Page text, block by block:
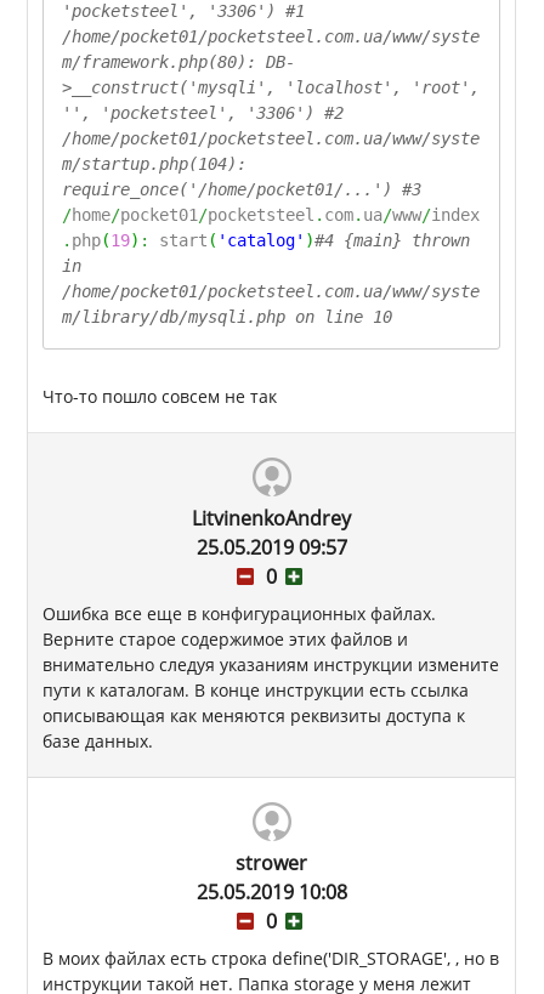
'pocketsteel', '3306') #1
/home/pocket01/pocketsteel.com.ua/www/syste
m/framework.php(80): DB-
>__construct('mysqli', 'localhost', 'root',
'', 'pocketsteel', '3306') #2
/home/pocket01/pocketsteel.com.ua/www/syste
m/startup.php(104):
require_once('/home/pocket01/...') #3
/home/pocket01/pocketsteel . com. ua/www/index
. php(19) : start ( 'catalog' )#4 {main} thrown
in
/home/pocket01/pocketsteel.com.ua/www/syste
m/library/db/mysqli.php on line 10
Что-то пошло совсем не так
LitvinenkoAndrey
25.05.2019 09:57
0
Ошибка все еще в конфигурационных файлах.
Верните старое содержимое этих файлов и
внимательно следуя указаниям инструкции измените
пути к каталогам. В конце инструкции есть ссылка
описывающая как меняются реквизиты доступа к
базе данных.
strower
25.05.2019 10:08
0
В моих файлах есть строка define('DIR_STORAGE', , но в
инструкции такой нет. Папка storage у меня лежит